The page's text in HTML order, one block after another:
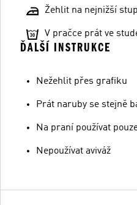
Žehlit na nejnižší
V pračce prát ve
ĎALŠÍ INSTRUKCE
Nežehlit přes grafiku
Prát naruby se stejně
Na praní používat
Nepoužívat aviváž